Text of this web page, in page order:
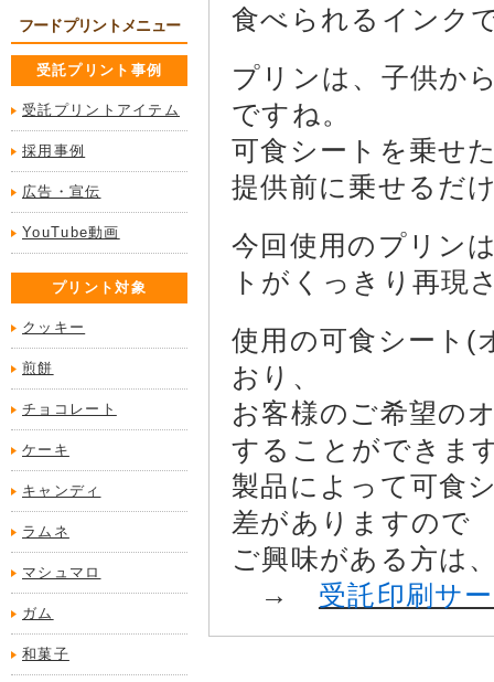
フードプリントメニュー
受託プリント事例
受託プリントアイテム
採用事例
広告・宣伝
YouTube動画
プリント対象
クッキー
煎餅
チョコレート
ケーキ
キャンディ
ラムネ
マシュマロ
ガム
和菓子
食べられるインク
プリンは、子供か
ですね。
可食シートを乗せ
提供前に乗せるだ
今回使用のプリン
トがくっきり再現
使用の可食シート(
おり、
お客様のご希望の
することができま
製品によって可食
差がありますので
ご興味がある方は
→ 受託印刷サ